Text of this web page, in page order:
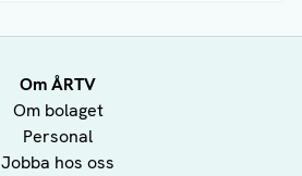
Om ÅRTV
Om bolaget
Personal
Jobba hos oss